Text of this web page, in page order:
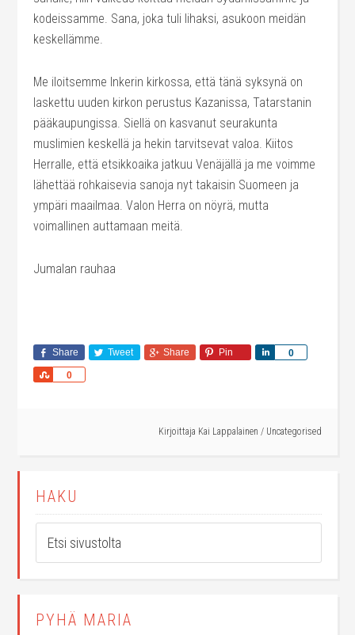
kodeissamme. Sana, joka tuli lihaksi, asukoon meidän
keskellämme.
Me iloitsemme Inkerin kirkossa, että tänä syksynä on
laskettu uuden kirkon perustus Kazanissa, Tatarstanin
pääkaupungissa. Siellä on kasvanut seurakunta
muslimien keskellä ja hekin tarvitsevat valoa. Kiitos
Herralle, että etsikkoaika jatkuu Venäjällä ja me voimme
lähettää rohkaisevia sanoja nyt takaisin Suomeen ja
ympäri maailmaa. Valon Herra on nöyrä, mutta
voimallinen auttamaan meitä.
Jumalan rauhaa
Share Tweet Share Pin 0
Share
0
Share
Kirjoittaja Kai Lappalainen / Uncategorised
HAKU
PYHÄ MARIA